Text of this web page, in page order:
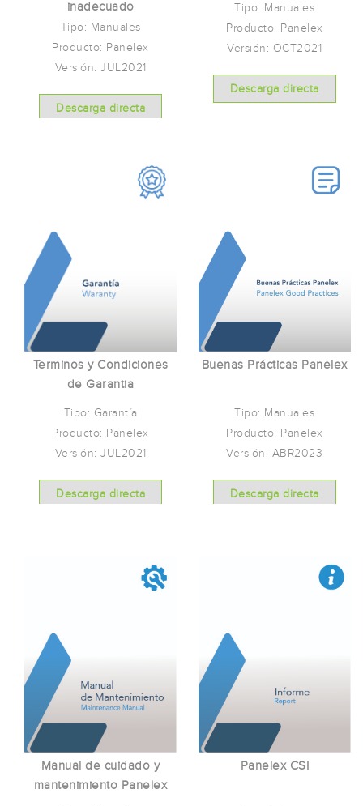
inadecuado
Tipo: Manuales
Producto: Panelex
Versión: JUL2021
Descarga directa
Tipo: Manuales
Producto: Panelex
Versión: OCT2021
Descarga directa
Terminos y Condiciones
de Garantia
Tipo: Garantía
Producto: Panelex
Versión: JUL2021
Descarga directa
Buenas Prácticas Panelex
Tipo: Manuales
Producto: Panelex
Versión: ABR2023
Descarga directa
Manual de cuidado y
mantenimiento Panelex
Panelex CSI